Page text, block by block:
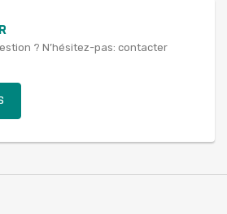
? N’hésitez-pas: contacter